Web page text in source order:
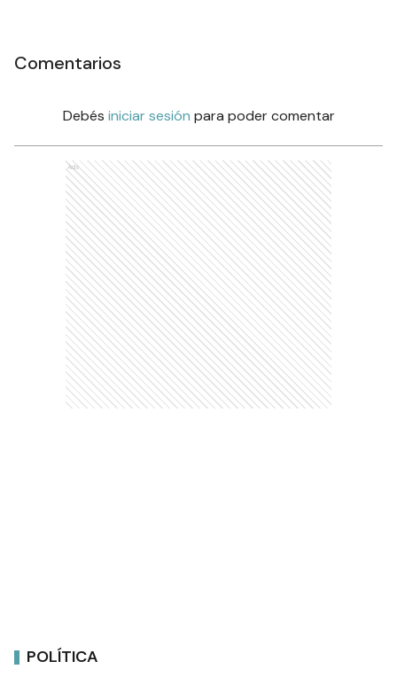
Comentarios
Debés iniciar sesión para poder comentar
Ads
POLÍTICA